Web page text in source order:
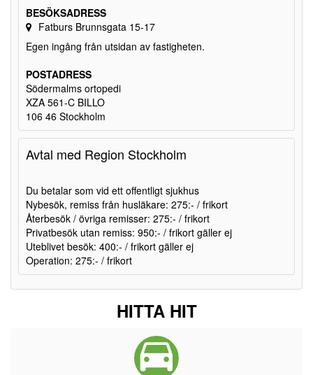
BESÖKSADRESS
Fatburs Brunnsgata 15-17
Egen ingång från utsidan av fastigheten.
POSTADRESS
Södermalms ortopedi
XZA 561-C BILLO
106 46 Stockholm
Avtal med Region Stockholm
Du betalar som vid ett offentligt sjukhus
Nybesök, remiss från husläkare: 275:- / frikort
Återbesök / övriga remisser: 275:- / frikort
Privatbesök utan remiss: 950:- / frikort gäller ej
Uteblivet besök: 400:- / frikort gäller ej
Operation: 275:- / frikort
HITTA HIT